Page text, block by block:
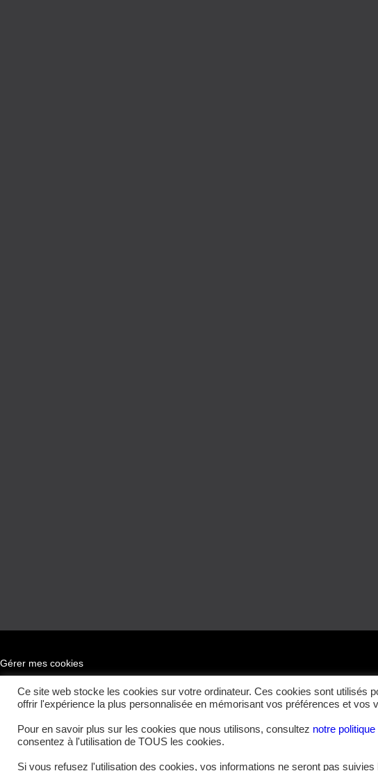
Gérer mes cookies
© 2023 brisach-pdl.com
Ce site web stocke les cookies sur votre ordinateur. Ces cookies sont utilisés
offrir l'expérience la plus personnalisée en mémorisant vos préférences et vos
Pour en savoir plus sur les cookies que nous utilisons, consultez notre
consentez à l'utilisation de TOUS les cookies.
Si vous refusez l'utilisation des cookies, vos informations ne seront pas